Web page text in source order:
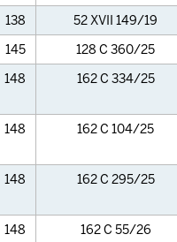
138 52 XVII 149/19
145
128 C 360/25
148 162 C 334/25
148 162 C 104/25
148 162 C 295/25
148 162 C 55/26